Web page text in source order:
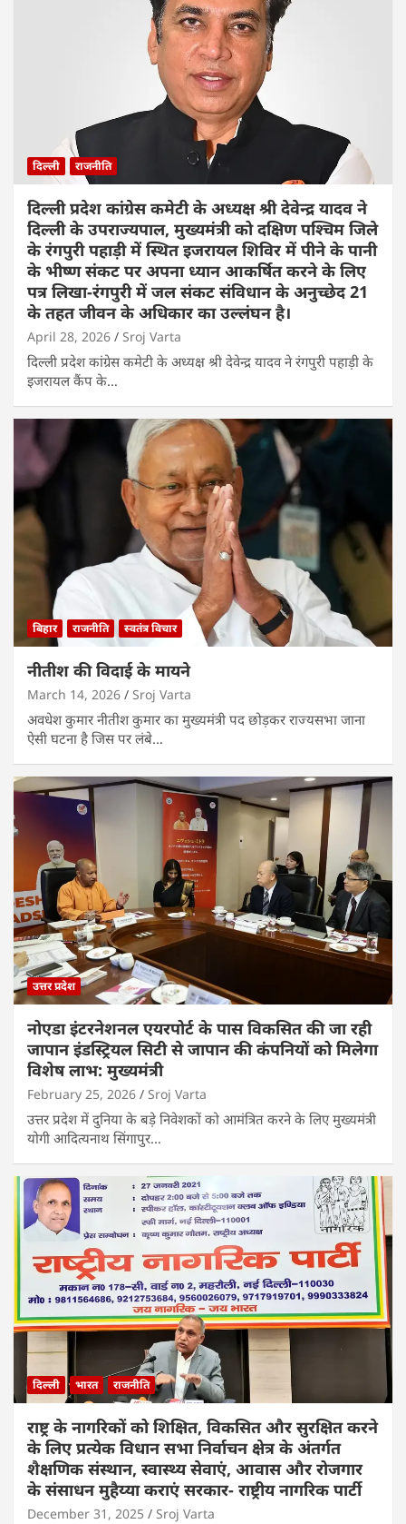
दिल्ली राजनीति
दिल्ली प्रदेश कांग्रेस कमेटी के अध्यक्ष श्री देवेन्द्र यादव ने
दिल्ली के उपराज्यपाल, मुख्यमंत्री को दक्षिण पश्चिम जिले
के रंगपुरी पहाड़ी में स्थित इजरायल शिविर में पीने के पानी
के भीष्ण संकट पर अपना ध्यान आकर्षित करने के लिए
पत्र लिखा-रंगपुरी में जल संकट संविधान के अनुच्छेद 21
के तहत जीवन के अधिकार का उल्लंघन है।
April 28, 2026 Sroj Varta
दिल्ली प्रदेश कांग्रेस कमेटी के अध्यक्ष श्री देवेन्द्र यादव ने रंगपुरी पहाड़ी के
इजरायल कैंप के…
बिहार राजनीति स्वतंत्र विचार
नीतीश की विदाई के मायने
March 14, 2026 Sroj Varta
अवधेश कुमार नीतीश कुमार का मुख्यमंत्री पद छोड़कर राज्यसभा जाना
ऐसी घटना है जिस पर लंबे…
उत्तर प्रदेश
नोएडा इंटरनेशनल एयरपोर्ट के पास विकसित की जा रही
जापान इंडस्ट्रियल सिटी से जापान की कंपनियों को मिलेगा
विशेष लाभ: मुख्यमंत्री
February 25, 2026 Sroj Varta
उत्तर प्रदेश में दुनिया के बड़े निवेशकों को आमंत्रित करने के लिए मुख्यमंत्री
योगी आदित्यनाथ सिंगापुर…
दिल्ली भारत राजनीति
राष्ट्र के नागरिकों को शिक्षित, विकसित और सुरक्षित करने
के लिए प्रत्येक विधान सभा निर्वाचन क्षेत्र के अंतर्गत
शैक्षणिक संस्थान, स्वास्थ्य सेवाएं, आवास और रोजगार
के संसाधन मुहैय्या कराएं सरकार- राष्ट्रीय नागरिक पार्टी
December 31, 2025 Sroj Varta